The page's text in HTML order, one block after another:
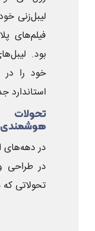
لیبل‌زنی
بود.
خود را
استاندارد
هوشمندی
در دهه‌های
در طراحی
تحولاتی که